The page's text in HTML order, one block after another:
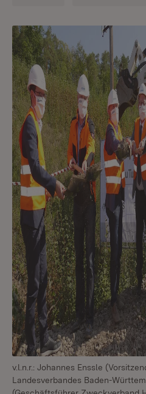
v.l.n.r.: Johannes Enssle
Landesverbandes Baden-